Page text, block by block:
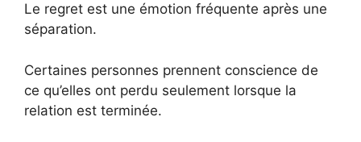
Le regret est une émotion fréquente après une
séparation.
Certaines personnes prennent conscience de
ce qu’elles ont perdu seulement lorsque la
relation est terminée.